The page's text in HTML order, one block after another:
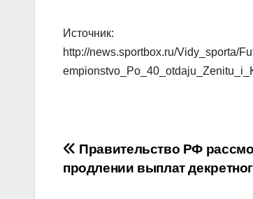
Источник:
http://news.sportbox.ru/Vidy_sporta/
Навигация
по
Правительство РФ
продлении выплат